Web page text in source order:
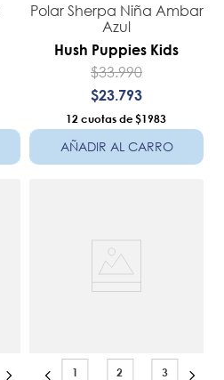
Polar Sherpa Niña Ambar
Azul
Hush Puppies Kids
$33.990
$23 793
12 $1983
AÑADIR AL CARRO
1 2 3